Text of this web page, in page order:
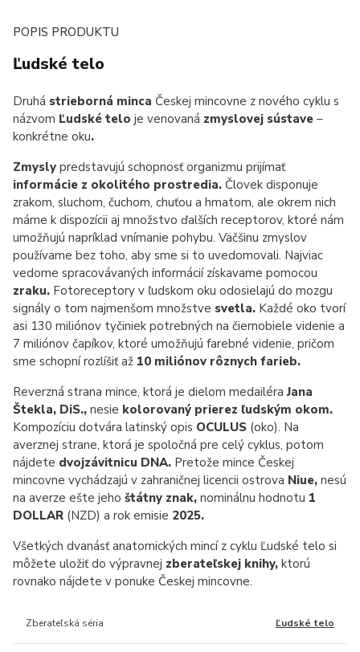
POPIS PRODUKTU
Ľudské telo
Druhá strieborná minca Českej mincovne z nového cyklu s
názvom Ľudské telo je venovaná zmyslovej sústave –
konkrétne oku.
Zmysly predstavujú schopnosť organizmu prijímať
informácie z okolitého prostredia. Človek disponuje
zrakom, sluchom, čuchom, chuťou a hmatom, ale okrem nich
máme k dispozícii aj množstvo ďalších receptorov, ktoré nám
umožňujú napríklad vnímanie pohybu. Väčšinu zmyslov
používame bez toho, aby sme si to uvedomovali. Najviac
vedome spracovávaných informácií získavame pomocou
zraku. Fotoreceptory v ľudskom oku odosielajú do mozgu
signály o tom najmenšom množstve svetla. Každé oko tvorí
asi 130 miliónov tyčiniek potrebných na čiernobiele videnie a
7 miliónov čapíkov, ktoré umožňujú farebné videnie, pričom
sme schopní rozlíšiť až 10 miliónov rôznych farieb.
Reverzná strana mince, ktorá je dielom medailéraJana
Štekla, DiS., nesie kolorovaný prierez ľudským okom.
Kompozíciu dotvára latinský opis OCULUS (oko). Na
averznej strane, ktorá je spoločná pre celý cyklus, potom
nájdete dvojzávitnicu DNA. Pretože mince Českej
mincovne vychádzajú v zahraničnej licencii ostrova Niue, nesú
na averze ešte jeho štátny znak, nominálnu hodnotu 1
DOLLAR (NZD) a rok emisie 2025.
Všetkých dvanásť anatomických mincí z cyklu Ľudské telo si
môžete uložiť do výpravnej zberateľskej knihy, ktorú
rovnako nájdete v ponuke Českej mincovne.
Zberateľská séria Ľudské telo